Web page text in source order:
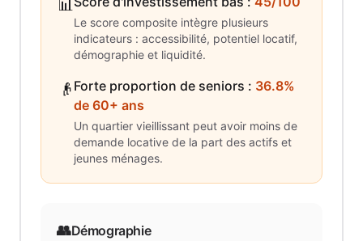
📊
Le score composite intègre plusieurs
indicateurs : accessibilité, potentiel locatif,
démographie et liquidité.
👴 Forte proportion de seniors : 36.8%
de 60+ ans
Un quartier vieillissant peut avoir moins de
demande locative de la part des actifs et
jeunes ménages.
👥Démographie